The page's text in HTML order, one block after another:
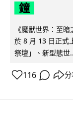
鐘
《魔獸世界：至
於 8 月 13 日正式
祭壇」、新型態世
116